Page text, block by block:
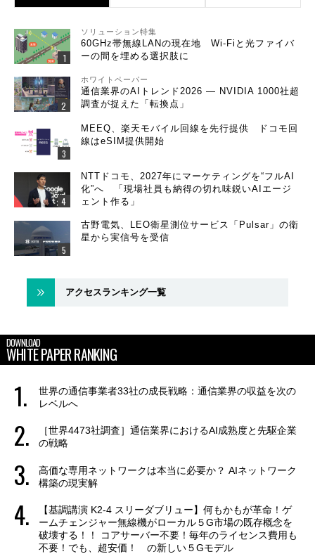
ソリューション特集
60GHz帯無線LANの現在地 Wi-Fiと光ファイバ
ーの間を埋める選択肢に
ホワイトペーパー
通信業界のAIトレンド2026 ― NVIDIA 1000社超
調査が捉えた「転換点」
MEEQ、楽天モバイル回線を先行提供 ドコモ回
線はeSIM提供開始
NTTドコモ、2027年にマーケティングを“フルAI
化”へ 「現場社員も納得の切れ味鋭いAIエージ
ェント作る」
古野電気、LEO衛星測位サービス「Pulsar」の衛
星から実信号を受信
アクセスランキング一覧
DOWNLOAD
WHITE PAPER RANKING
世界の通信事業者33社の成長戦略：通信業界の収益を次の
レベルへ
［世界4473社調査］通信業界におけるAI成熟度と先駆企業
の戦略
高価な専用ネットワークは本当に必要か？ AIネットワーク
構築の現実解
【基調講演 K2-4 スリーダブリュー】何もかもが革命！ゲ
ームチェンジャー無線機がローカル５G市場の既存概念を
破壊する！！ コアサーバー不要！毎年のライセンス費用も
不要！でも、超安価！ の新しい５Gモデル